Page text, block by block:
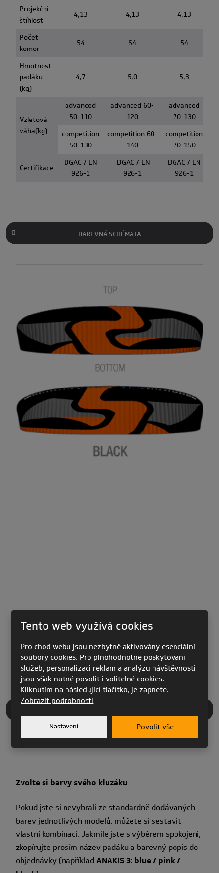
Projekční
štíhlost
4,13 4,13 4,13
Počet
komor
54 54 54
Hmotnost
padáku
(kg)
4,7 5,0 5,3
Vzletová
váha(kg)
advanced
50-110
advanced 60-
120
advanced
70-130
competition
50-130
competition 60-
140
competition
70-150
Certifikace
DGAC / EN
926-1
DGAC / EN
926-1
DGAC / EN
926-1
BAREVNÁ SCHÉMATA
Zvolte si barvy svého kluzáku
Pokud jste si nevybrali ze standardně dodávaných
barev jednotlivých modelů, můžete si sestavit
vlastní kombinaci. Jakmile jste s výběrem spokojeni,
zkopírujte prosím název padáku a barevný popis do
objednávky (napříkladANAKIS 3: blue / pink /
Tento web využívá cookies
Pro chod webu jsou nezbytně aktivovány esenciální
soubory cookies. Pro plnohodnotné poskytování
služeb, personalizaci reklam a analýzu návštěvnosti
jsou však nutné povolit i volitelné cookies.
Kliknutím na následující tlačítko, je zapnete.
Zobrazit podrobnosti
Nastavení Povolit vše